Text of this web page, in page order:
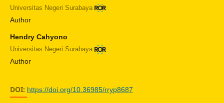
Universitas Negeri Surabaya
Author
Hendry Cahyono
Universitas Negeri Surabaya
Author
DOI: https://doi.org/10.36985/rryp8687